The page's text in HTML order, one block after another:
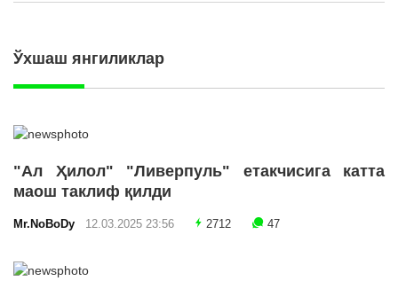
Ўхшаш янгиликлар
"Ал Ҳилол" "Ливерпуль" етакчисига катта
маош таклиф қилди
Mr.NoBoDy 12.03.2025 23:56 2712 47